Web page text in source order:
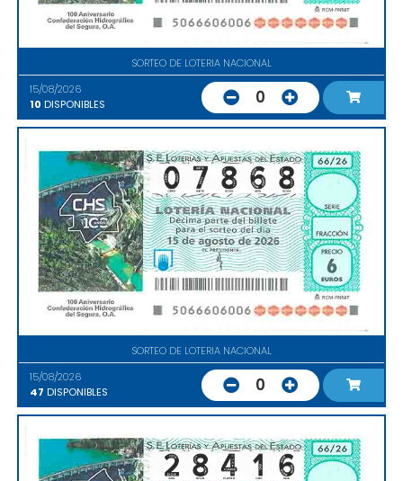
SORTEO DE LOTERIA NACIONAL
15/08/2026
10 DISPONIBLES 0
SORTEO DE LOTERIA NACIONAL
15/08/2026
47 DISPONIBLES 0